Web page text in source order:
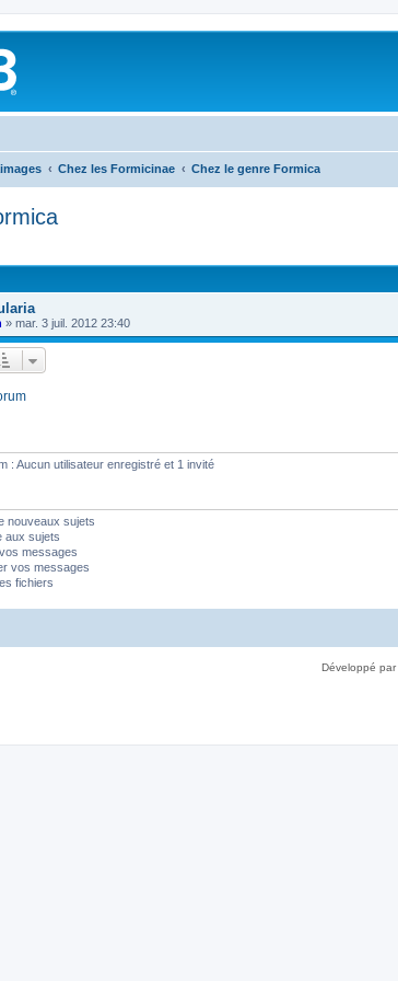
Chez les Formicinae Chez le genre Formica
» mar. 3 juil. 2012 23:40
: Aucun utilisateur enregistré et 1 invité
nouveaux sujets
aux sujets
messages
vos messages
fichiers
Développé par